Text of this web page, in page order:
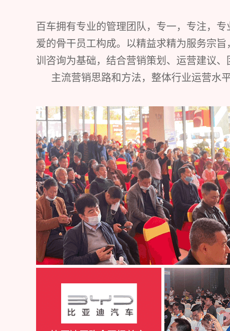
百车拥有专业的管理团队，专一，专注，
爱的骨干员工构成。以精益求精为服务宗
训咨询为基础，结合营销策划、运营建议
主流营销思路和方法，整体行业运营水